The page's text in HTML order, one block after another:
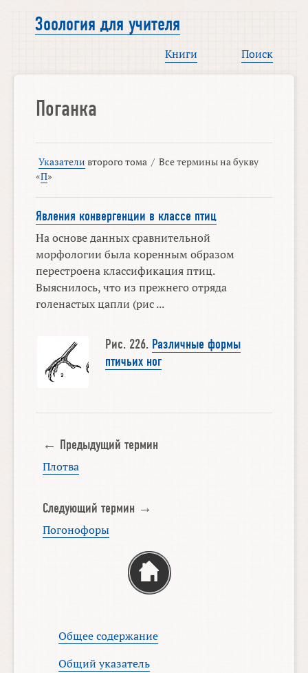
Зоология для учителя
Книги Поиск
Поганка
Указатели второго тома / Все термины на букву
«П»
Явления конвергенции в классе птиц
На основе данных сравнительной
морфологии была коренным образом
перестроена классификация птиц.
Выяснилось, что из прежнего отряда
голенастых цапли (рис ...
Рис. 226. Различные формы
птичьих ног
← Предыдущий термин
Плотва
Следующий термин →
Погонофоры
Общее содержание
Общий указатель